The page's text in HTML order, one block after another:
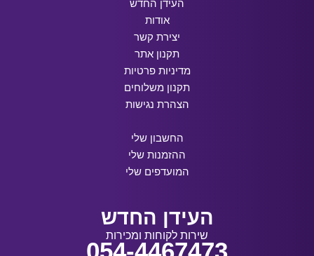
העידן החדש
אודות
יצירת קשר
תקנון אתר
מדיניות פרטיות
תקנון משלוחים
הצהרת נגישות
החשבון שלי
ההזמנות שלי
המועדפים שלי
העידן החדש
שירות לקוחות ומכירות